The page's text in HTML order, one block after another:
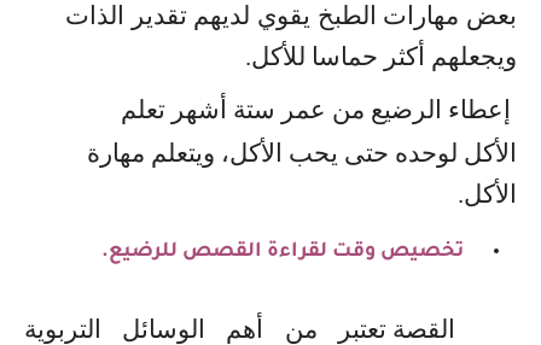
بعض مهارات الطبخ يقوي لديهم تقدير الذات
ويجعلهم أكثر حماسا للأكل.
إعطاء الرضيع من عمر ستة أشهر تعلم
الأكل لوحده حتى يحب الأكل، ويتعلم مهارة
الأكل.
تخصيص وقت لقراءة القصص للرضيع.
القصة تعتبر من أهم الوسائل التربوية